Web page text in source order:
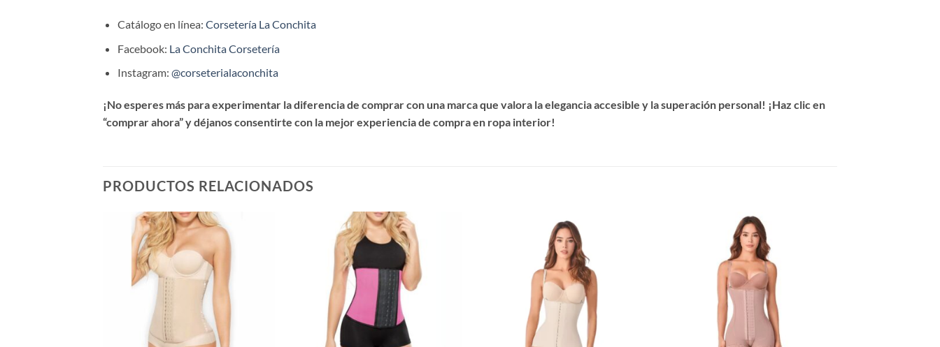
Catálogo en línea: Corsetería La Conchita
Facebook: La Conchita Corsetería
Instagram: @corseterialaconchita
¡No esperes más para experimentar la diferencia de comprar con una marca que valora la elegancia accesible y la superación personal! ¡Haz clic en
“comprar ahora” y déjanos consentirte con la mejor experiencia de compra en ropa interior!
PRODUCTOS RELACIONADOS